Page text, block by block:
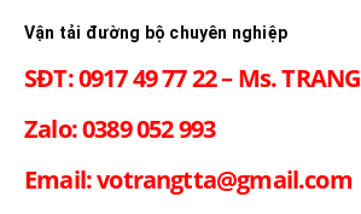
Vận tải đường bộ chuyên nghiệp
SĐT: 0917 49 77 22 – Ms. TRANG
Zalo: 0389 052 993
Email: votrangtta@gmail.com